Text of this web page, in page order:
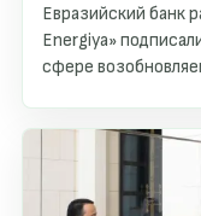
Евразийский банк
Energiya»
сфере
строительства
малых
Узбекистана.